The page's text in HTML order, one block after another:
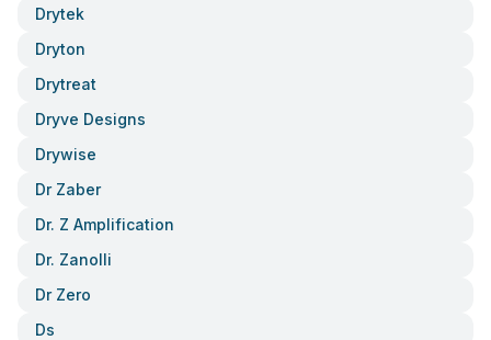
Drytek
Dryton
Drytreat
Dryve Designs
Drywise
Dr Zaber
Dr. Z Amplification
Dr. Zanolli
Dr Zero
Ds